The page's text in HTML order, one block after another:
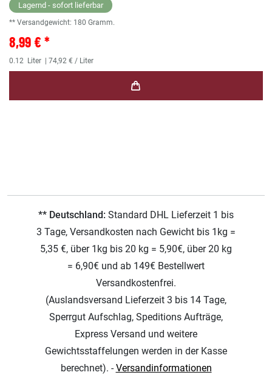
Lagernd - sofort lieferbar
** Versandgewicht: 180 Gramm.
8,99 € *
0.12 Liter | 74,92 € / Liter
** Deutschland: Standard DHL Lieferzeit 1 bis
3 Tage, Versandkosten nach Gewicht bis 1kg =
5,35 €, über 1kg bis 20 kg = 5,90€, über 20 kg
= 6,90€ und ab 149€ Bestellwert
Versandkostenfrei.
(Auslandsversand Lieferzeit 3 bis 14 Tage,
Sperrgut Aufschlag, Speditions Aufträge,
Express Versand und weitere
Gewichtsstaffelungen werden in der Kasse
berechnet). -Versandinformationen